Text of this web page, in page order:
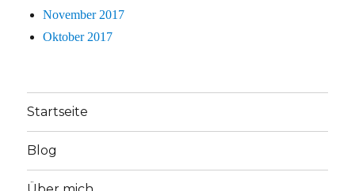
November 2017
Oktober 2017
Startseite
Blog